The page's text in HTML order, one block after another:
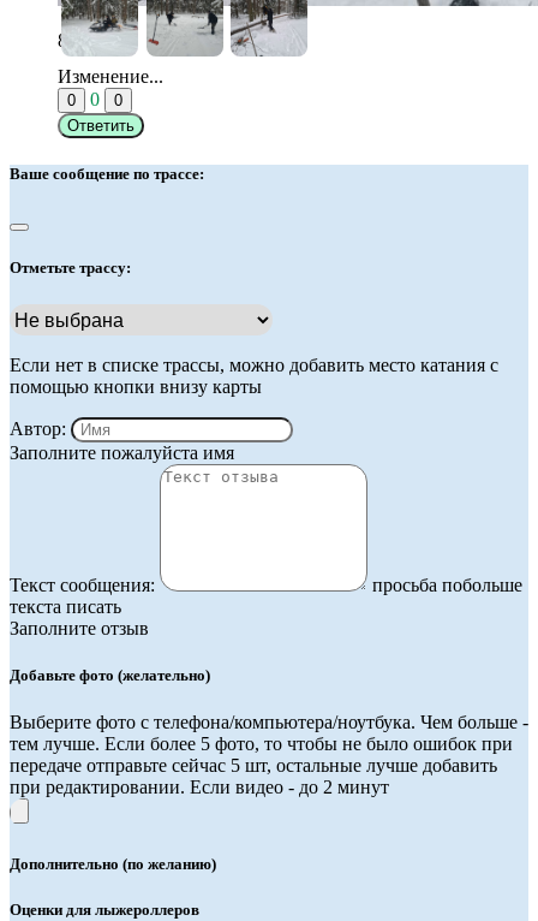
8/8
Изменение...
0 0
0
Ответить
Ваше сообщение по трассе:
Отметьте трассу:
Если нет в списке трассы, можно добавить место катания с
помощью кнопки внизу карты
Автор:
Заполните пожалуйста имя
Текст сообщения:
просьба побольше
текста писать
Заполните отзыв
Добавьте фото (желательно)
Выберите фото с телефона/компьютера/ноутбука. Чем больше -
тем лучше. Если более 5 фото, то чтобы не было ошибок при
передаче отправьте сейчас 5 шт, остальные лучше добавить
при редактировании. Если видео - до 2 минут
Дополнительно (по желанию)
Оценки для лыжероллеров